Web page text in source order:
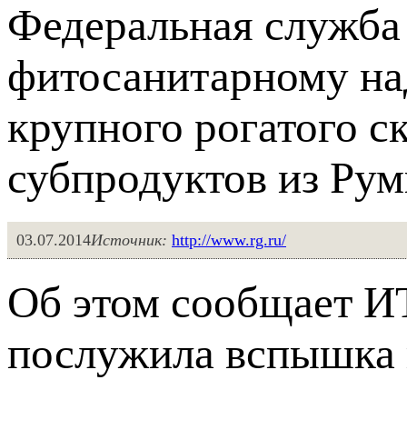
Федеральная
фитосанитарному
крупного рогатого
субпродуктов из
03.07.2014Источник: http://www.rg.ru/
Об этом сообщает
послужила вспышка